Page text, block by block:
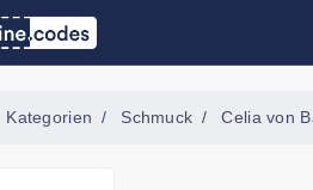
Kategorien Schmuck Celia von